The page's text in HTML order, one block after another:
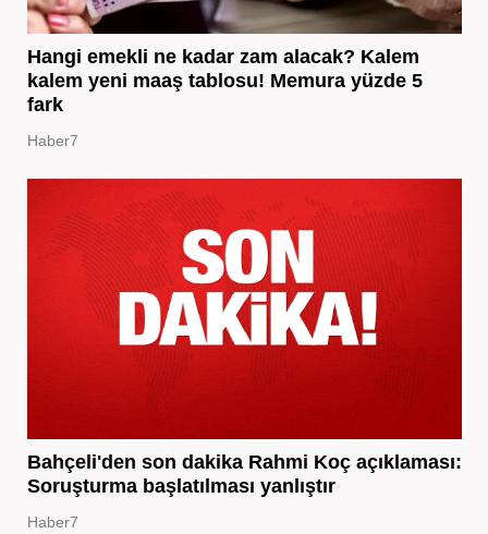
Hangi emekli ne kadar zam alacak? Kalem
kalem yeni maaş tablosu! Memura yüzde 5
fark
Haber7
Bahçeli'den son dakika Rahmi Koç açıklaması:
Soruşturma başlatılması yanlıştır
Haber7